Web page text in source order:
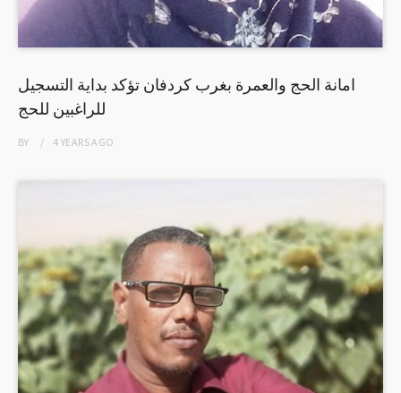
امانة الحج والعمرة بغرب كردفان تؤكد بداية التسجيل
للراغبين للحج
BY 4 YEARSAGO